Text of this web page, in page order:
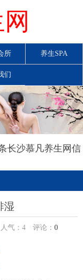
所 养生SPA
们
长沙慕凡养生网信
湿
气： 4评论： 0